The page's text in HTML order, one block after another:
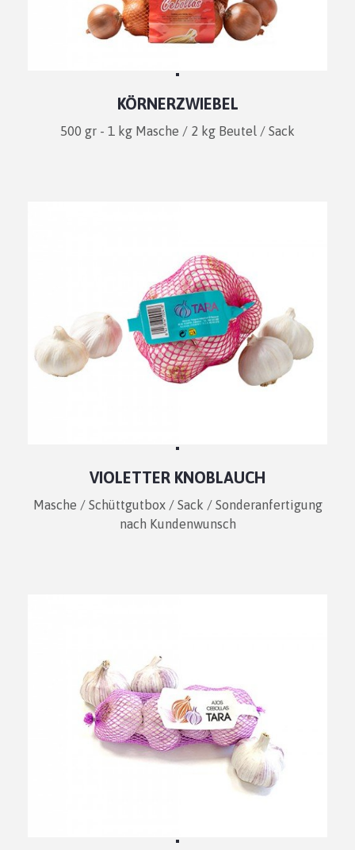
KÖRNERZWIEBEL
500 gr - 1 kg Masche / 2 kg Beutel / Sack
VIOLETTER KNOBLAUCH
Masche / Schüttgutbox / Sack / Sonderanfertigung
nach Kundenwunsch